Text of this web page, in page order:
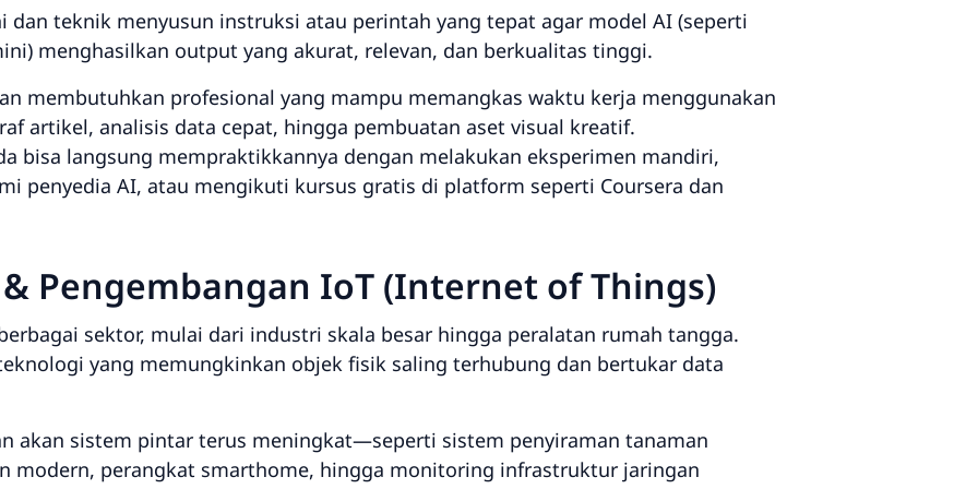
dan teknik menyusun instruksi atau perintah yang tepat agar model AI (seperti
menghasilkan output yang akurat, relevan, dan berkualitas tinggi.
membutuhkan profesional yang mampu memangkas waktu kerja menggunakan
artikel, analisis data cepat, hingga pembuatan aset visual kreatif.
bisa langsung mempraktikkannya dengan melakukan eksperimen mandiri,
penyedia AI, atau mengikuti kursus gratis di platform seperti Coursera dan
Pengembangan IoT (Internet of Things)
sektor, mulai dari industri skala besar hingga peralatan rumah tangga.
yang memungkinkan objek fisik saling terhubung dan bertukar data
akan sistem pintar terus meningkat—seperti sistem penyiraman tanaman
modern, perangkat smarthome, hingga monitoring infrastruktur jaringan